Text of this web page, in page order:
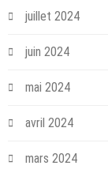
juillet 2024
juin 2024
mai 2024
avril 2024
mars 2024